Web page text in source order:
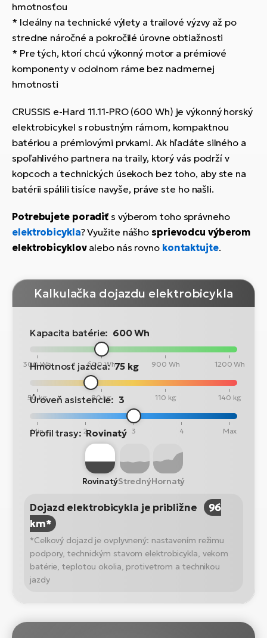
hmotnosťou
* Ideálny na technické výlety a trailové výzvy až po
stredne náročné a pokročilé úrovne obtiažnosti
* Pre tých, ktorí chcú výkonný motor a prémiové
komponenty v odolnom ráme bez nadmernej
hmotnosti
CRUSSIS e-Hard 11.11-PRO (600 Wh) je výkonný horský
elektrobicykel s robustným rámom, kompaktnou
batériou a prémiovými prvkami. Ak hľadáte silného a
spoľahlivého partnera na traily, ktorý vás podrží v
kopcoch a technických úsekoch bez toho, aby ste na
batérii spálili tisíce navyše, práve ste ho našli.
Potrebujete poradiťs výberom toho správneho
elektrobicykla? Využite nášhosprievodcu výberom
elektrobicyklovalebo nás rovno kontaktujte.
Kalkulačka dojazdu elektrobicykla
Kapacita batérie: 600 Wh
300 Wh 600 Wh 900 Wh 1200 Wh
Hmotnosť jazdca: 75 kg
50 kg 80 kg 110 kg 140 kg
Úroveň asistencie: 3
Min 2 3 4 Max
Profil trasy: Rovinatý
RovinatýStrednýHornatý
Dojazd elektrobicykla je približne
96
km*
*Celkový dojazd je ovplyvnený: nastavením režimu
podpory, technickým stavom elektrobicykla, vekom
batérie, teplotou okolia, protivetrom a technikou
jazdy